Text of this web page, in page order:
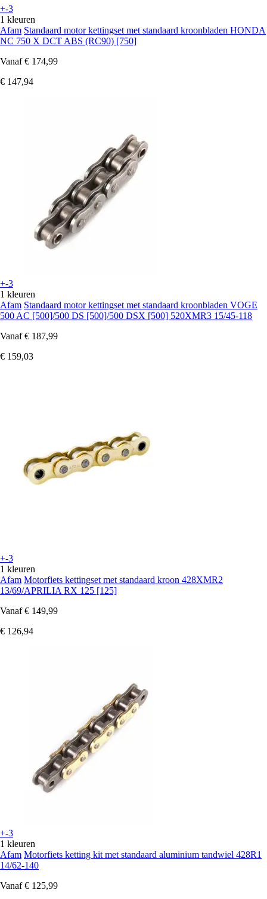
+-3
1 kleuren
Afam Standaard motor kettingset met standaard kroonbladen HONDA
NC 750 X DCT ABS (RC90) [750]
Vanaf € 174,99
€ 147,94
+-3
1 kleuren
Afam Standaard motor kettingset met standaard kroonbladen VOGE
500 AC [500]/500 DS [500]/500 DSX [500] 520XMR3 15/45-118
Vanaf € 187,99
€ 159,03
+-3
1 kleuren
Afam Motorfiets kettingset met standaard kroon 428XMR2
13/69/APRILIA RX 125 [125]
Vanaf € 149,99
€ 126,94
+-3
1 kleuren
Afam Motorfiets ketting kit met standaard aluminium tandwiel 428R1
14/62-140
Vanaf € 125,99